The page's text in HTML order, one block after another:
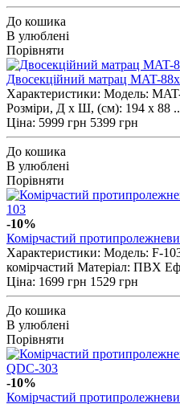
До кошика
В улюблені
Порівняти
Двосекційний матрац MAT-
Характеристики: Модель:
Розміри, Д х Ш, (см): 194 х 88 ..
Ціна: 5999 грн 5399 грн
До кошика
В улюблені
Порівняти
-10%
Комірчастий
Характеристики: Модель: F-
комірчастий Матеріал: ПВХ
Ціна: 1699 грн 1529 грн
До кошика
В улюблені
Порівняти
-10%
Комірчастий